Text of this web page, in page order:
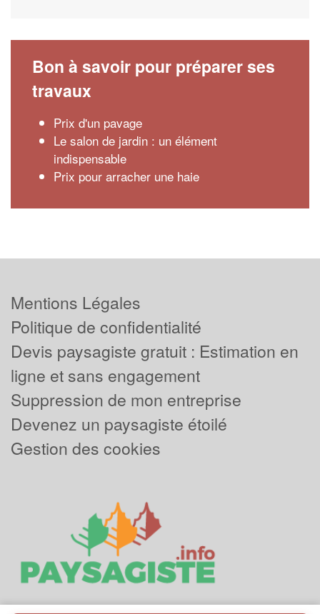
Bon à savoir pour préparer ses
travaux
Prix d'un pavage
Le salon de jardin : un élément
indispensable
Prix pour arracher une haie
Mentions Légales
Politique de confidentialité
Devis paysagiste gratuit : Estimation en
ligne et sans engagement
Suppression de mon entreprise
Devenez un paysagiste étoilé
Gestion des cookies